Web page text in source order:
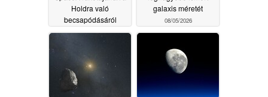
Holdra való
becsapódásáról
08/09/2026
galaxis méretét
08/05/2026